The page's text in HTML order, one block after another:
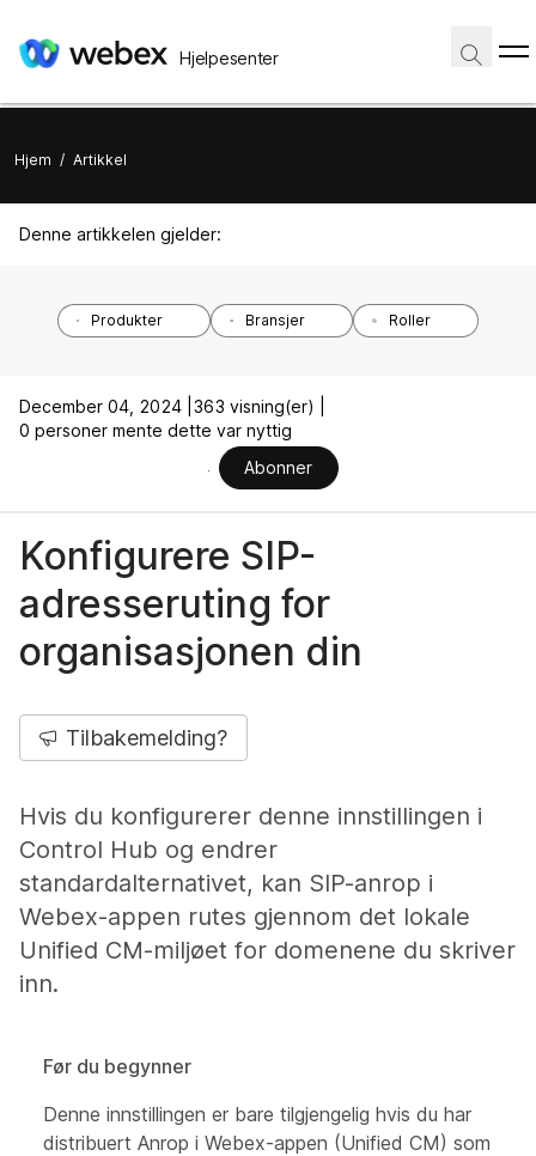
Hjelpesenter
Hjem / Artikkel
Denne artikkelen gjelder:
Produkter Bransjer Roller
December 04, 2024 | 363 visning(er) |
0 personer mente dette var nyttig
Abonner
Konfigurere SIP-
adresseruting for
organisasjonen din
Tilbakemelding?
Hvis du konfigurerer denne innstillingen i
Control Hub og endrer
standardalternativet, kan SIP-anrop i
Webex-appen rutes gjennom det lokale
Unified CM-miljøet for domenene du skriver
inn.
Før du begynner
Denne innstillingen er bare tilgjengelig hvis du har
distribuert Anrop i Webex-appen (Unified CM) som